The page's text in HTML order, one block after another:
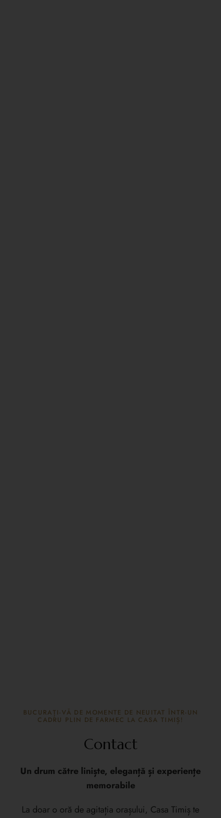
BUCURAȚI-VĂ DE MOMENTE DE NEUITAT ÎNTR-UN
CADRU PLIN DE FARMEC LA CASA TIMIȘ!
Contact
Un drum către liniște, eleganță și experiențe
memorabile
La doar o oră de agitația orașului, Casa Timiș te